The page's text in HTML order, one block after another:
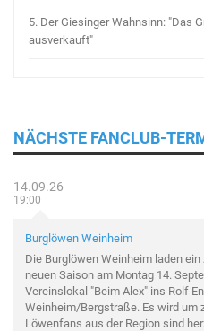
5. Der Giesinger Wahnsinn: "Das
ausverkauft"
NÄCHSTE FANCLUB-
14.09.26
19:00
Burglöwen Weinheim
Die Burglöwen Weinheim laden
neuen Saison am Montag 14.
Vereinslokal "Beim Alex" ins Rolf
Weinheim/Bergstraße. Es wird um
Löwenfans aus der Region sind